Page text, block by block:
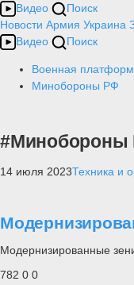
Видео
Поиск
Новости Армия Украина
Видео
Поиск
Военная
Минобороны РФ
#Минобороны
14 июля 2023Техника и
Модернизированные
782 0 0